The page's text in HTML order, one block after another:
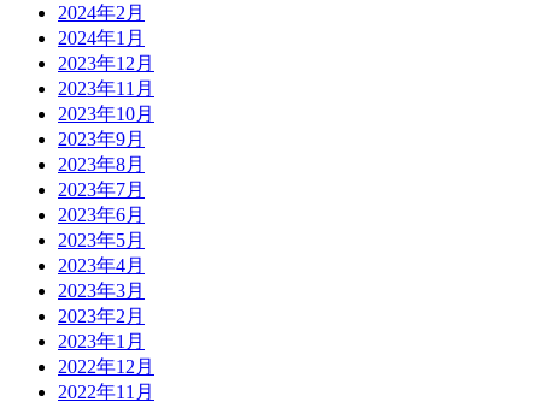
2024年2月
2024年1月
2023年12月
2023年11月
2023年10月
2023年9月
2023年8月
2023年7月
2023年6月
2023年5月
2023年4月
2023年3月
2023年2月
2023年1月
2022年12月
2022年11月